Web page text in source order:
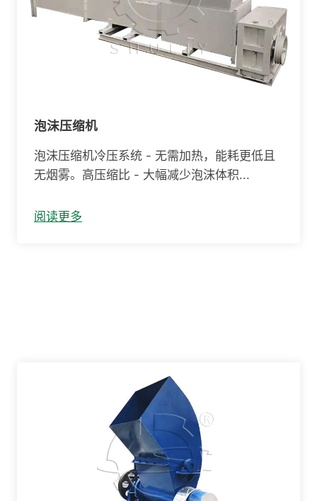
泡沫压缩机
泡沫压缩机冷压系统 - 无需加热，能耗更低且
无烟雾。高压缩比 - 大幅减少泡沫体积...
阅读更多